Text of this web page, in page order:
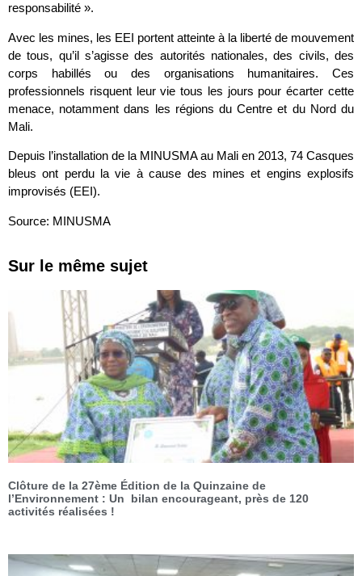
responsabilité ».
Avec les mines, les EEI portent atteinte à la liberté de mouvement
de tous, qu’il s’agisse des autorités nationales, des civils, des
corps habillés ou des organisations humanitaires. Ces
professionnels risquent leur vie tous les jours pour écarter cette
menace, notamment dans les régions du Centre et du Nord du
Mali.
Depuis l’installation de la MINUSMA au Mali en 2013, 74 Casques
bleus ont perdu la vie à cause des mines et engins explosifs
improvisés (EEI).
Source: MINUSMA
Sur le même sujet
Clôture de la 27ème Édition de la Quinzaine de
l’Environnement : Un bilan encourageant, près de 120
activités réalisées !